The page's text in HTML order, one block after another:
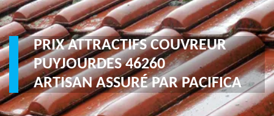
PRIX ATTRACTIFS COUVREUR
PUYJOURDES 46260
ARTISAN ASSURÉ PAR PACIFICA